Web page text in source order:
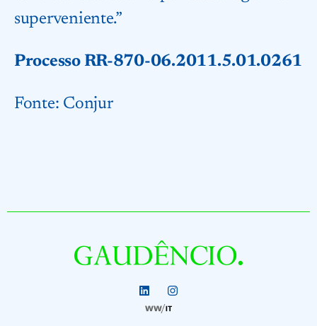
superveniente.”
Processo RR-870-06.2011.5.01.0261
Fonte: Conjur